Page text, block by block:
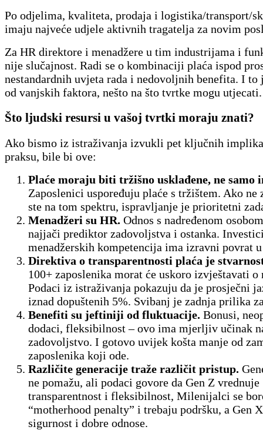
Po odjelima, kvaliteta, prodaja i logistika/transport/
imaju najveće udjele aktivnih tragatelja za novim
Za HR direktore i menadžere u tim industrijama i
nije slučajnost. Radi se o kombinaciji plaća ispod
nestandardnih uvjeta rada i nedovoljnih benefita. I to
od vanjskih faktora, nešto na što tvrtke mogu utjecati.
Što ljudski resursi u vašoj tvrtki moraju znati?
Ako bismo iz istraživanja izvukli pet ključnih
praksu, bile bi ove:
Plaće moraju biti tržišno usklađene, ne samo
Zaposlenici uspoređuju plaće s tržištem. Ako ne
ste na tom spektru, ispravljanje je prioritetni
Menadžeri su HR. Odnos s nadređenom
najjači prediktor zadovoljstva i ostanka.
menadžerskih kompetencija ima izravni povrat
Direktiva o transparentnosti plaća je
100+ zaposlenika morat će uskoro izvještavati o
Podaci iz istraživanja pokazuju da je prosječni
iznad dopuštenih 5%. Svibanj je zadnja prilika
Benefiti su jeftiniji od fluktuacije. Bonusi,
dodaci, fleksibilnost – ovo ima mjerljiv učinak
zadovoljstvo. I gotovo uvijek košta manje od
zaposlenika koji ode.
Različite generacije traže različit pristup.
ne pomažu, ali podaci govore da Gen Z vrednuje
transparentnost i fleksibilnost, Milenijalci se
“motherhood penalty” i trebaju podršku, a Gen
sigurnost i dobre odnose.